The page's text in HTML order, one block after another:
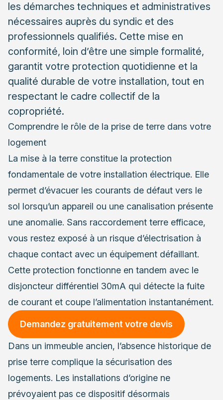
les démarches techniques et administratives
nécessaires auprès du syndic et des
professionnels qualifiés. Cette mise en
conformité, loin d’être une simple formalité,
garantit votre protection quotidienne et la
qualité durable de votre installation, tout en
respectant le cadre collectif de la
copropriété.
Comprendre le rôle de la prise de terre dans votre
logement
La mise à la terre constitue la protection
fondamentale de votre installation électrique. Elle
permet d’évacuer les courants de défaut vers le
sol lorsqu’un appareil ou une canalisation présente
une anomalie. Sans raccordement terre efficace,
vous restez exposé à un risque d’électrisation à
chaque contact avec un équipement défaillant.
Cette protection fonctionne en tandem avec le
disjoncteur différentiel 30mA qui détecte la fuite
de courant et coupe l’alimentation instantanément.
Demandez gratuitement votre devis
Dans un immeuble ancien, l’absence historique de
prise terre complique la sécurisation des
logements. Les installations d’origine ne
prévoyaient pas ce dispositif désormais